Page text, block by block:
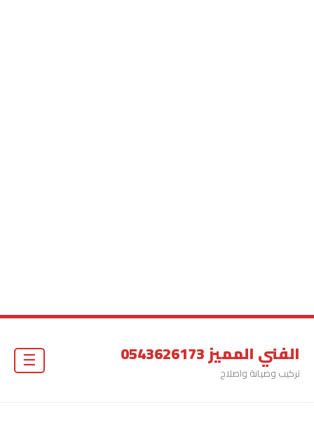
الفني المميز 0543626173
تركيب وصيانة واصلاح